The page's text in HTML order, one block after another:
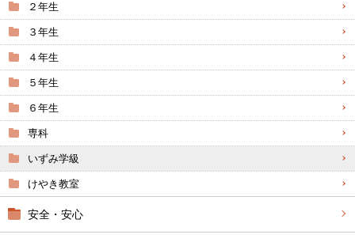
２年生
３年生
４年生
５年生
６年生
専科
いずみ学級
けやき教室
安全・安心